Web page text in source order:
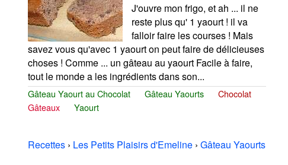
J'ouvre mon frigo, et ah ... il ne
reste plus qu' 1 yaourt ! il va
falloir faire les courses ! Mais
savez vous qu'avec 1 yaourt on peut faire de délicieuses
choses ! Comme ... un gâteau au yaourt Facile à faire,
tout le monde a les ingrédients dans son...
Gâteau Yaourt au Chocolat Gâteau Yaourts
Chocolat
Gâteaux
Yaourt
Recettes › Les Petits Plaisirs d'Emeline › Gâteau Yaourts